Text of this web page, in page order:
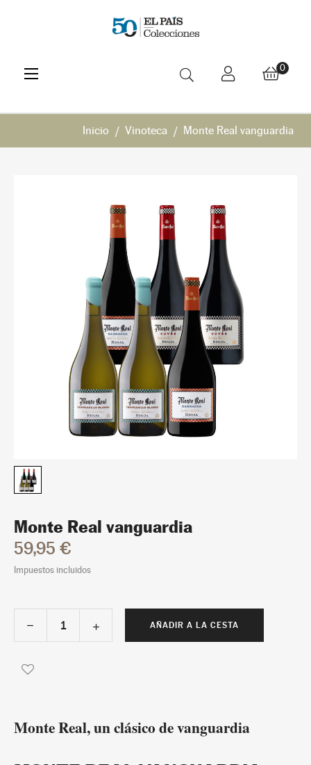
Navegación
de
☰ 0
Inicio Vinoteca Monte Real vanguardia
Monte Real vanguardia
59,95 €
Impuestos incluidos
AÑADIR A LA CESTA
Monte Real, un clásico de vanguardia